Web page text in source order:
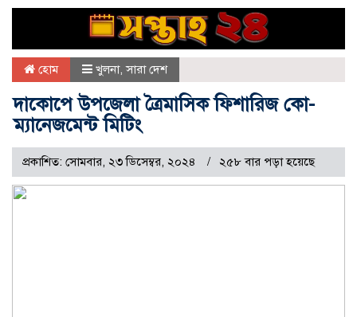
হোম খুলনা,সারা দেশ
দাকোপে উপজেলা ত্রৈমাসিক ফিশারিজ কো-
ম্যানেজমেন্ট মিটিং
প্রকাশিত: সোমবার, ২৩ ডিসেম্বর, ২০২৪ ২৫৮ বার পড়া হয়েছে